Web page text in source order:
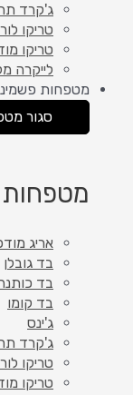
ג'קרד
טריקו
טריקו
לייקרה
מטפחות
סגור
מטפחות
אריג
בד גובלן
בד
בד קומו
ג'ינס
ג'קרד
טריקו
טריקו